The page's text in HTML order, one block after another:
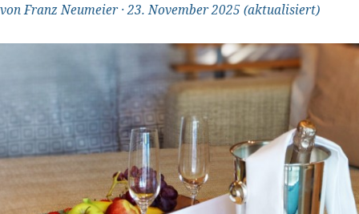
vonFranz Neumeier·23. November 2025 (aktualisiert)